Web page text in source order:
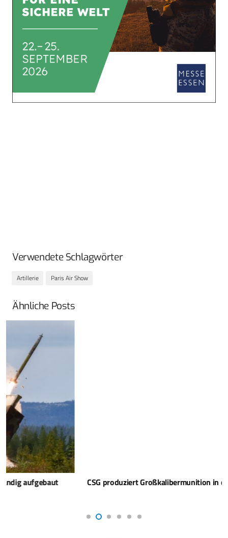
Verwendete Schlagwörter
Artillerie Paris Air Show
Ähnliche Posts
CSG produziert Großkalibermunition in der Ukraine